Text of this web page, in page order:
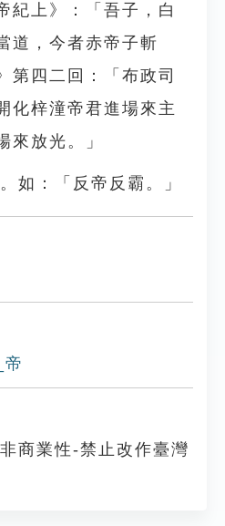
紀上》：「吾子，白
道，今者赤帝子斬
第四二回：「布政司
化梓潼帝君進場來主
來放光。」
如：「反帝反霸。」
商業性-禁止改作臺灣